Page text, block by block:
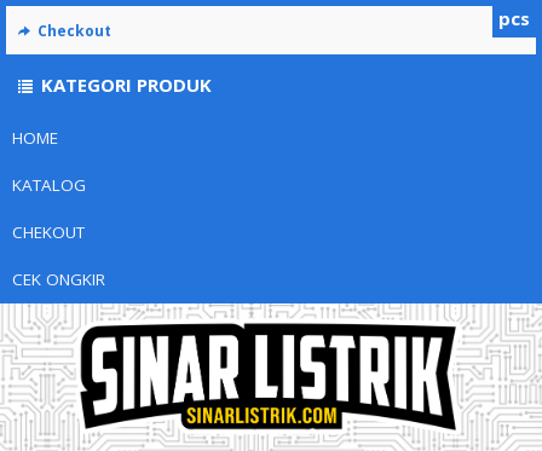
HOME
KATALOG
CHEKOUT
CEK ONGKIR
pcs
Checkout
KATEGORI PRODUK